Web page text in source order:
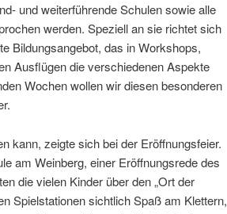
und weiterführende Schulen sowie alle
werden. Speziell an sie richtet sich
Bildungsangebot, das in Workshops,
Ausflügen die verschiedenen Aspekte
Wochen wollen wir diesen besonderen
kann, zeigte sich bei der Eröffnungsfeier.
am Weinberg, einer Eröffnungsrede des
die vielen Kinder über den „Ort der
Spielstationen sichtlich Spaß am Klettern,